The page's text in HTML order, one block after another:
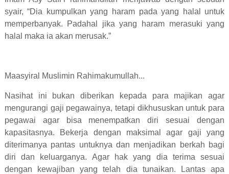
syair, “Dia kumpulkan yang haram pada yang halal untuk
memperbanyak. Padahal jika yang haram merasuki yang
halal maka ia akan merusak.”
Maasyiral Muslimin Rahimakumullah...
Nasihat ini bukan diberikan kepada para majikan agar
mengurangi gaji pegawainya, tetapi dikhususkan untuk para
pegawai agar bisa menempatkan diri sesuai dengan
kapasitasnya. Bekerja dengan maksimal agar gaji yang
diterimanya pantas untuknya dan menjadikan berkah bagi
diri dan keluarganya. Agar hak yang dia terima sesuai
dengan kewajiban yang telah dia tunaikan. Lantas apa